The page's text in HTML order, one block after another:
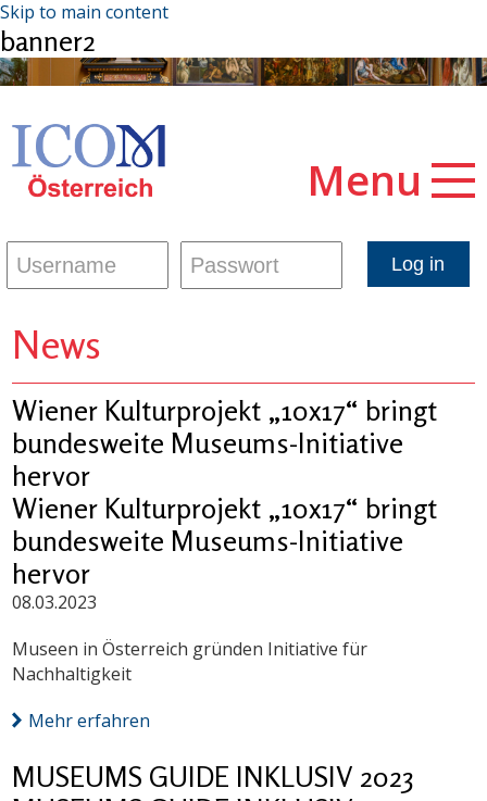
Skip to main content
banner2
Menu
News
Wiener Kulturprojekt „10x17“ bringt
bundesweite Museums-Initiative
hervor
Wiener Kulturprojekt „10x17“ bringt
bundesweite Museums-Initiative
hervor
08.03.2023
Museen in Österreich gründen Initiative für
Nachhaltigkeit
Mehr erfahren
MUSEUMS GUIDE INKLUSIV 2023